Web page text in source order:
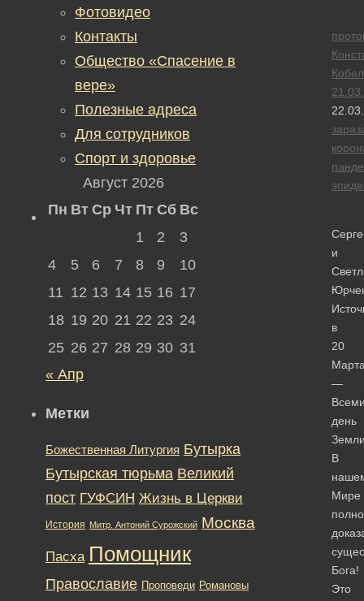
и
в
20
—
день
В
Мире
полно
Бога!
Это
Фотовидео
Контакты
Общество «Спасение в
вере»
Полезные адреса
Для сотрудников
Спорт и здоровье
Август 2026
Пн Вт Ср Чт Пт Сб Вс
1
2
3
4
5 6 7 8 9
10
11 12 13 14 15 16 17
18 19 20 21 22 23 24
25 26 27 28 29 30 31
« Апр
Метки
Божественная Литургия Бутырка
Бутырская тюрьма Великий
пост ГУФСИН Жизнь в Церкви
История Митр. Антоний Сурожский Москва
Пасха Помощник
Православие Проповеди Романовы